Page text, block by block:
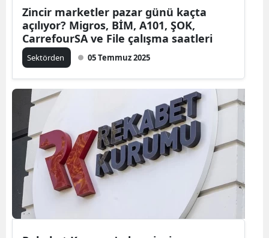
Zincir marketler pazar günü kaçta
açılıyor? Migros, BİM, A101, ŞOK,
CarrefourSA ve File çalışma saatleri
Sektörden 05 Temmuz 2025